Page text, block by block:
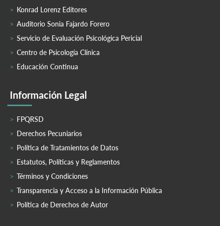
Konrad Lorenz Editores
Auditorio Sonia Fajardo Forero
Servicio de Evaluación Psicológica Pericial
Centro de Psicología Clínica
Educación Continua
Información Legal
FPQRSD
Derechos Pecuniarios
Política de Tratamientos de Datos
Estatutos, Políticas y Reglamentos
Términos y Condiciones
Transparencia y Acceso a la Información Pública
Política de Derechos de Autor